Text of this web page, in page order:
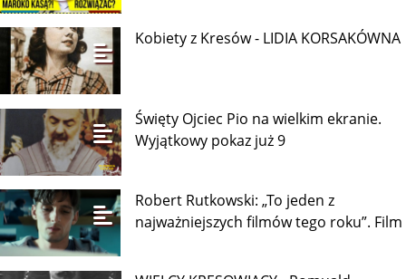
Kobiety z Kresów - LIDIA KORSAKÓWNA
Święty Ojciec Pio na wielkim ekranie.
Wyjątkowy pokaz już 9
Robert Rutkowski: „To jeden z
najważniejszych filmów tego roku”. Film